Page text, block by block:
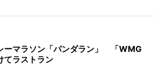
ーマラソン「パンダラン」 「WMG
てラストラン